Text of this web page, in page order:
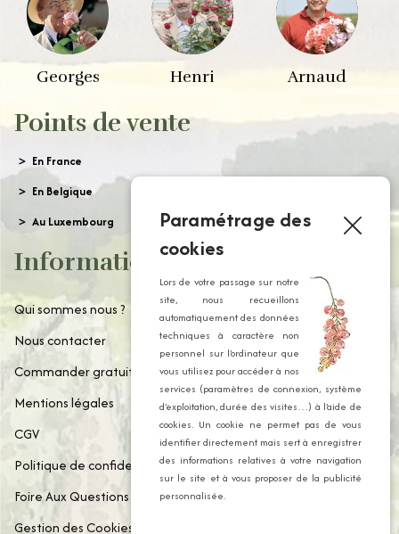
Georges Henri Arnaud
Points de vente
En France
En Belgique
Au Luxembourg
Informations
Qui sommes nous ?
Nous contacter
Commander gratuitement notre catalogue
Mentions légales
CGV
Politique de confidentialité
Foire Aux Questions
Gestion des Cookies
Paramétrage des
cookies
Lors de votre passage sur notre
site, nous recueillons
automatiquement des données
techniques à caractère non
personnel sur l’ordinateur que
vous utilisez pour accéder à nos
services (paramètres de connexion, système
d’exploitation, durée des visites…) à l’aide de
cookies. Un cookie ne permet pas de vous
identifier directement mais sert à enregistrer
des informations relatives à votre navigation
sur le site et à vous proposer de la publicité
personnalisée.